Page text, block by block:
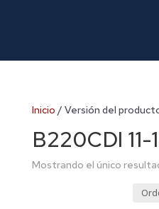
Inicio / Versión del
B220CDI
Mostrando el único